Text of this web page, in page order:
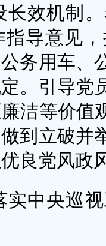
长效机制
指导意见
务用车、
。引导党
洁等价值
到立破并
良党风政
实中央巡